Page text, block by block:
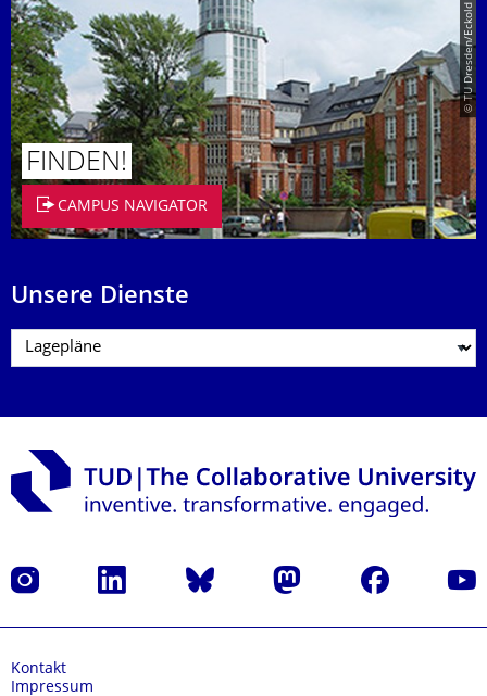
© TU Dresden/Eckold
FINDEN!
CAMPUS NAVIGATOR
Unsere Dienste
Instagram LinkedIn Bluesky Mastodon Facebook
Kontakt
Impressum